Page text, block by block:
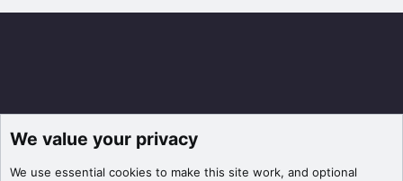
We value your privacy
We use essential cookies to make this site work, and optional